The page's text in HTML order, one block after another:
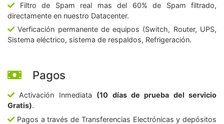
Filtro de Spam real mas del 60% de Spam filtrado,
directamente en nuestro Datacenter.
Verficación permanente de equipos (Switch, Router, UPS,
Sistema eléctrico, sistema de respaldos, Refrigeración.
Pagos
Activación Inmediata (10 días de prueba del servicio
Gratis).
Pagos a través de Transferencias Electrónicas y depósitos